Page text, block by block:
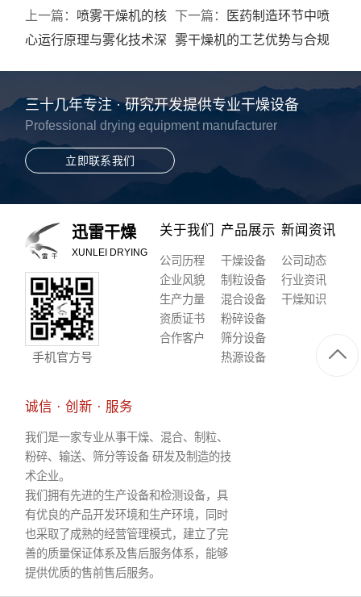
上一篇： 喷雾干燥机的核
心运行原理与雾化技术深
下一篇：
医药制造环节中喷
雾干燥机的工艺优势与合规
三十几年专注 · 研究开发提供专业干燥设备
Professional drying equipment manufacturer
立即联系我们
迅雷干燥
XUNLEI DRYING
手机官方号
关于我们
公司历程
企业风貌
生产力量
资质证书
合作客户
产品展示
干燥设备
制粒设备
混合设备
粉碎设备
筛分设备
热源设备
新闻资讯
公司动态
行业资讯
干燥知识
诚信 · 创新 · 服务
我们是一家专业从事干燥、混合、制粒、
粉碎、输送、筛分等设备 研发及制造的技
术企业。
我们拥有先进的生产设备和检测设备，具
有优良的产品开发环境和生产环境，同时
也采取了成熟的经营管理模式，建立了完
善的质量保证体系及售后服务体系，能够
提供优质的售前售后服务。